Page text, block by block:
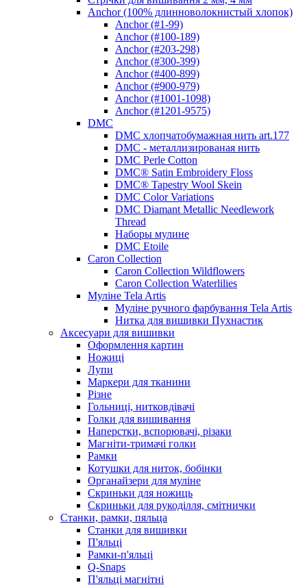
Anchor (100% длинноволокнистый хлопок)
Anchor (#1-99)
Anchor (#100-189)
Anchor (#203-298)
Anchor (#300-399)
Anchor (#400-899)
Anchor (#900-979)
Anchor (#1001-1098)
Anchor (#1201-9575)
DMC
DMC хлопчатобумажная нить art.177
DMC - металлизированая нить
DMC Perle Cotton
DMC® Satin Embroidery Floss
DMC® Tapestry Wool Skein
DMC Color Variations
DMC Diamant Metallic Needlework
Thread
Наборы мулине
DMC Etoile
Caron Collection
Caron Collection Wildflowers
Caron Collection Waterlilies
Муліне Tela Artis
Муліне ручного фарбування Tela Artis
Нитка для вишивки Пухнастик
Аксесуари для вишивки
Оформлення картин
Ножиці
Лупи
Маркери для тканини
Різне
Гольниці, нитковдівачі
Голки для вишивання
Наперстки, вспорювачі, різаки
Магніти-тримачі голки
Рамки
Котушки для ниток, бобінки
Органайзери для муліне
Скриньки для ножиць
Скриньки для рукоділля, смітнички
Станки, рамки, пяльца
Станки для вишивки
П'яльці
Рамки-п'яльці
Q-Snaps
П'яльці магнітні